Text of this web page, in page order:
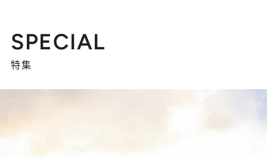
SPECIAL
特集